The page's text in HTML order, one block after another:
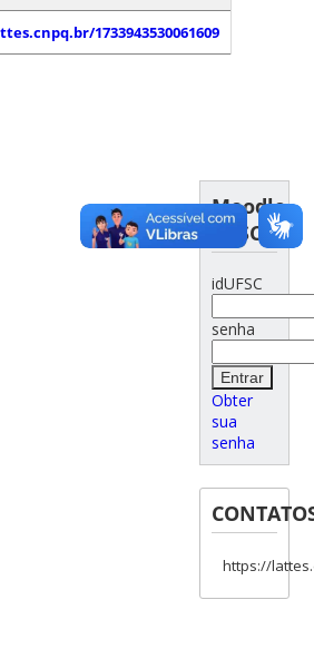
1733943530061609
Moodle
UFSC
idUFSC
senha
Obter
sua
senha
https://